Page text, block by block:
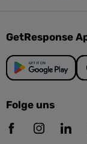
GetResponse
Folge uns